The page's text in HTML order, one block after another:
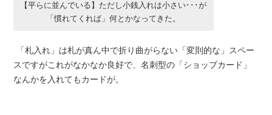
【平らに並んでいる】ただし小銭入れは小さい･･･が
「慣れてくれば」何とかなってきた。
「札入れ」は札が真ん中で折り曲がらない「変則的な」スペー
スですがこれがなかなか良好で、名刺型の「ショップカード」
なんかを入れてもカードが。